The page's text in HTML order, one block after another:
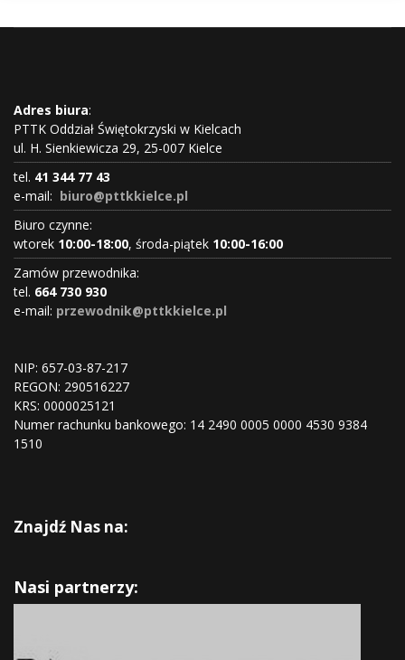
Adres biura:
PTTK Oddział Świętokrzyski w Kielcach
ul. H. Sienkiewicza 29, 25-007 Kielce
tel. 41 344 77 43
e-mail: biuro@pttkkielce.pl
Biuro czynne:
wtorek 10:00-18:00, środa-piątek 10:00-16:00
Zamów przewodnika:
tel. 664 730 930
e-mail: przewodnik@pttkkielce.pl
NIP: 657-03-87-217
REGON: 290516227
KRS: 0000025121
Numer rachunku bankowego: 14 2490 0005 0000 4530 9384
1510
Znajdź Nas na:
Nasi partnerzy: